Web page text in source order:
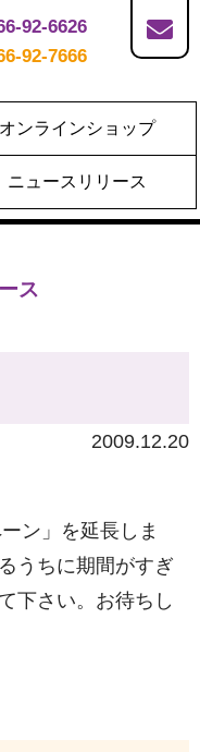
92-6626
92-7666
オンラインショップ
ニュースリリース
ス
2009.12.20
ン」を延長しま
うちに期間がすぎ
下さい。お待ちし